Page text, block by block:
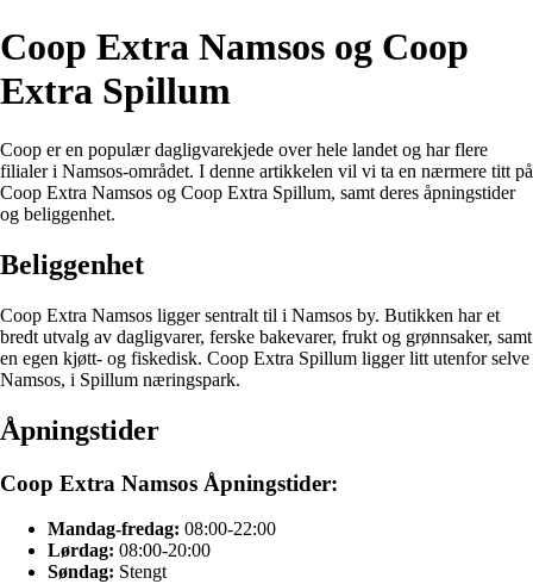
Coop Extra Namsos og Coop
Extra Spillum
Coop er en populær dagligvarekjede over hele landet og har flere
filialer i Namsos-området. I denne artikkelen vil vi ta en nærmere titt på
Coop Extra Namsos og Coop Extra Spillum, samt deres åpningstider
og beliggenhet.
Beliggenhet
Coop Extra Namsos ligger sentralt til i Namsos by. Butikken har et
bredt utvalg av dagligvarer, ferske bakevarer, frukt og grønnsaker, samt
en egen kjøtt- og fiskedisk. Coop Extra Spillum ligger litt utenfor selve
Namsos, i Spillum næringspark.
Åpningstider
Coop Extra Namsos Åpningstider:
Mandag-fredag: 08:00-22:00
Lørdag: 08:00-20:00
Søndag: Stengt